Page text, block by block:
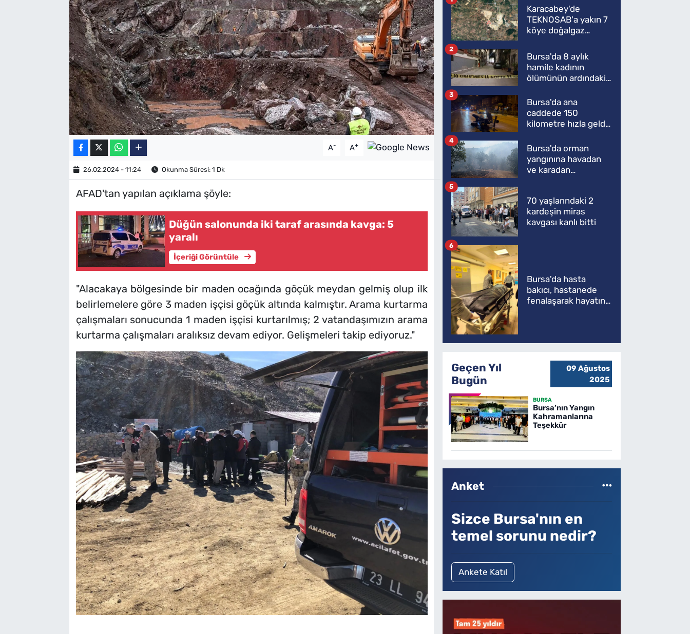
A- A+
26.02.2024 - 11:24 Okunma Süresi: 1 Dk
AFAD'tan yapılan açıklama şöyle:
Düğün salonunda iki taraf arasında kavga: 5
yaralı
İçeriği Görüntüle
"Alacakaya bölgesinde bir maden ocağında göçük meydan gelmiş olup ilk
belirlemelere göre 3 maden işçisi göçük altında kalmıştır. Arama kurtarma
çalışmaları sonucunda 1 maden işçisi kurtarılmış; 2 vatandaşımızın arama
kurtarma çalışmaları aralıksız devam ediyor. Gelişmeleri takip ediyoruz."
Karacabey'de
TEKNOSAB'a yakın 7
köye doğalgaz
Bursa'da 8 aylık
hamile kadının
ölümünün ardındaki
2
Bursa'da ana
caddede 150
kilometre hızla geldi,
3
Bursa'da orman
yangınına havadan
ve karadan
4
70 yaşlarındaki 2
kardeşin miras
kavgası kanlı bitti
5
Bursa'da hasta
bakıcı, hastanede
fenalaşarak hayatını
6
Geçen Yıl
Bugün
09 Ağustos
2025
BURSA
Bursa’nın Yangın
Kahramanlarına
Teşekkür
Anket
Sizce Bursa'nın en
temel sorunu nedir?
Ankete Katıl
TV REHBERİ